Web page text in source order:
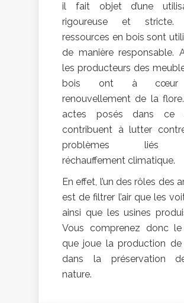
il fait objet d’une
rigoureuse et stricte.
ressources en bois sont
de manière responsable.
les producteurs des
bois ont à
renouvellement de la
actes posés dans ce
contribuent à lutter
problèmes liés
réchauffement climatique.
En effet, l’un des rôles des
est de filtrer l’air que les
ainsi que les usines
Vous comprenez donc
que joue la production de
dans la préservation
nature.